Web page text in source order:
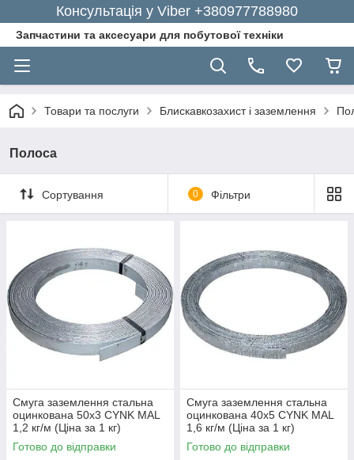
Консультація у Viber +380977788980
Запчастини та аксесуари для побутової техніки
Товари та послуги Блискавкозахист і заземлення
Полоса
Сортування 0 Фільтри
Смуга заземлення стальна
оцинкована 50х3 CYNK MAL
1,2 кг/м (Ціна за 1 кг)
Готово до відправки
Смуга заземлення стальна
оцинкована 40х5 CYNK MAL
1,6 кг/м (Ціна за 1 кг)
Готово до відправки